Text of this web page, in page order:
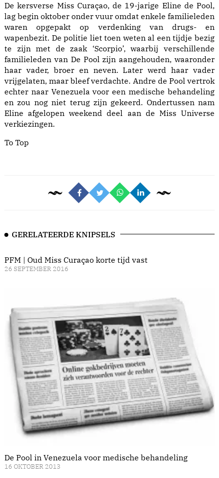
De kersverse Miss Curaçao, de 19-jarige Eline de Pool,
lag begin oktober onder vuur omdat enkele familieleden
waren opgepakt op verdenking van drugs- en
wapenbezit. De politie liet toen weten al een tijdje bezig
te zijn met de zaak ‘Scorpio’, waarbij verschillende
familieleden van De Pool zijn aangehouden, waaronder
haar vader, broer en neven. Later werd haar vader
vrijgelaten, maar bleef verdachte. Andre de Pool vertrok
echter naar Venezuela voor een medische behandeling
en zou nog niet terug zijn gekeerd. Ondertussen nam
Eline afgelopen weekend deel aan de Miss Universe
verkiezingen.
To Top
GERELATEERDE KNIPSELS
PFM | Oud Miss Curaçao korte tijd vast
26 SEPTEMBER 2016
De Pool in Venezuela voor medische behandeling
16 OKTOBER 2013